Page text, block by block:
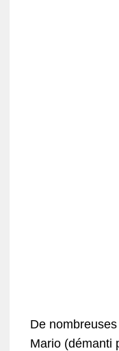
De
Mario (démanti